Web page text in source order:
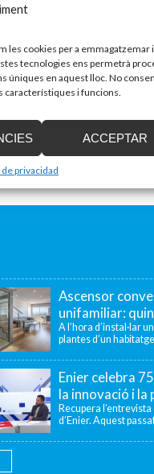
les cookies per a emmagatzemar
tecnologies ens permetrà
úniques en aquest lloc. No
característiques i funcions.
ACCEPTAR
privacidad
Ascensor
unifamiliar:
A l’hora d’instal·lar
plantes d’un
Enier celebra
la innovació i
Recupera
d’Enier. Aquest